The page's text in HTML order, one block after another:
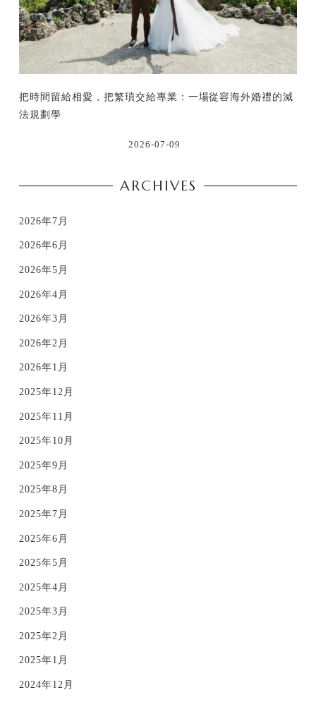
把時間留給相愛，把繁瑣交給專業：一場從容海外婚禮的減
法規劃學
2026-07-09
ARCHIVES
2026年7月
2026年6月
2026年5月
2026年4月
2026年3月
2026年2月
2026年1月
2025年12月
2025年11月
2025年10月
2025年9月
2025年8月
2025年7月
2025年6月
2025年5月
2025年4月
2025年3月
2025年2月
2025年1月
2024年12月